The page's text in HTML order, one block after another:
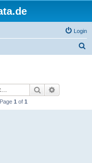
Login
Search
1 of 1